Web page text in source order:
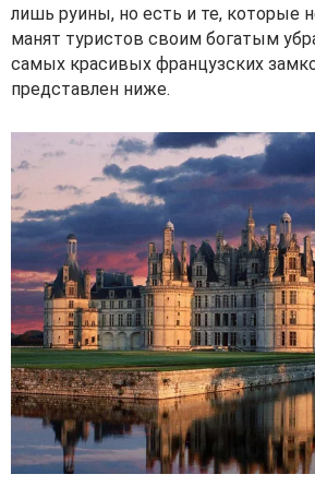
лишь руины, но есть и те, которые
манят туристов своим богатым
самых красивых французских
представлен ниже.